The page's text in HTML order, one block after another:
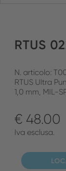
RTUS
N. articolo:
RTUS Ultra
1,0 mm, MIL-
€ 48.00
Iva esclusa.